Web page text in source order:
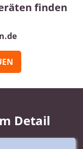
finden
Detail